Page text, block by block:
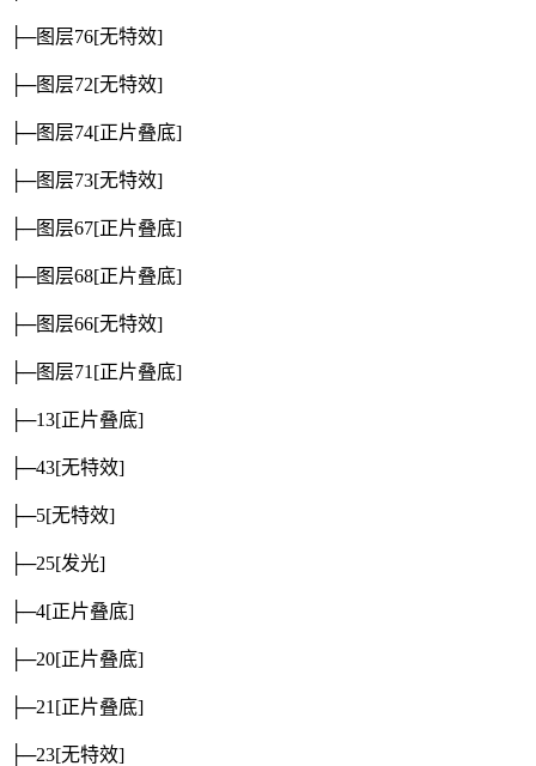
├─图层76[无特效]
├─图层72[无特效]
├─图层74[正片叠底]
├─图层73[无特效]
├─图层67[正片叠底]
├─图层68[正片叠底]
├─图层66[无特效]
├─图层71 [正片叠底]
├─13[正片叠底]
├─43[无特效]
├─5[无特效]
├─25[发光]
├─4[正片叠底]
├─20[正片叠底]
├─21 [正片叠底]
├─23[无特效]